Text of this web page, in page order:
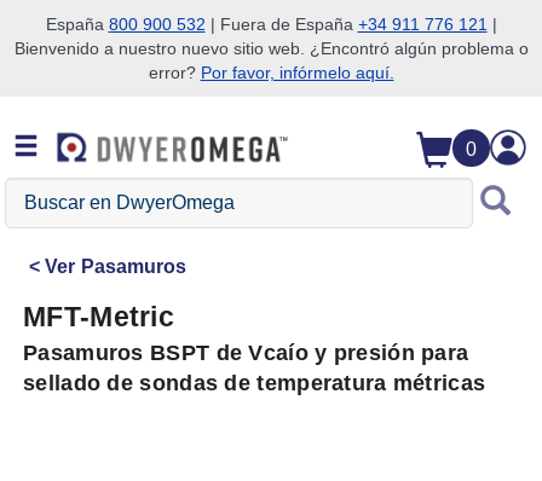
Saltar a la búsqueda
Saltar al contenido principal
Saltar a la navegación
España 800 900 532 | Fuera de España +34 911 776 121 |
Bienvenido a nuestro nuevo sitio web. ¿Encontró algún problema o
error? Por favor, infórmelo aquí.
0
Buscar
DwyerOmega
Ver Pasamuros
MFT-Metric
Pasamuros BSPT de Vcaío y presión para
sellado de sondas de temperatura métricas